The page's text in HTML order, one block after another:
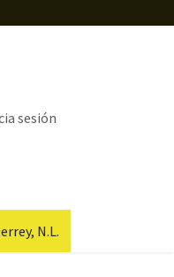
sesión
N.L.